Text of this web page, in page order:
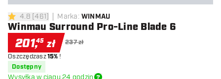
4.8 gwiazdki oceny
4.8 [461] Marka: WINMAU
Winmau Surround Pro-Line Blade 6
201,45 zł 237 zł
Oszczędzasz15% !
Dostępny
Wysyłka w ciągu 24 godzin